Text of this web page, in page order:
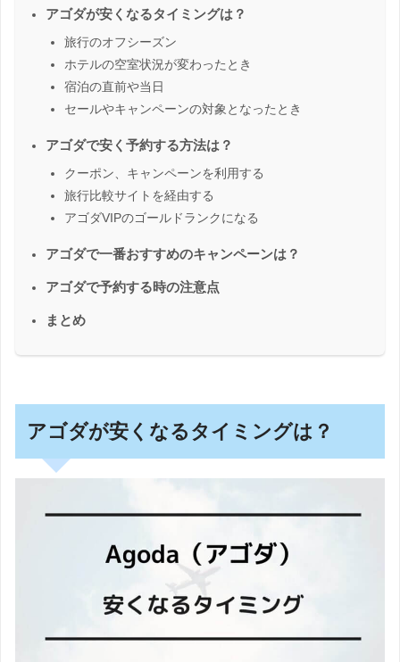
アゴダが安くなるタイミングは？
旅行のオフシーズン
ホテルの空室状況が変わったとき
宿泊の直前や当日
セールやキャンペーンの対象となったとき
アゴダで安く予約する方法は？
クーポン、キャンペーンを利用する
旅行比較サイトを経由する
アゴダVIPのゴールドランクになる
アゴダで一番おすすめのキャンペーンは？
アゴダで予約する時の注意点
まとめ
アゴダが安くなるタイミングは？